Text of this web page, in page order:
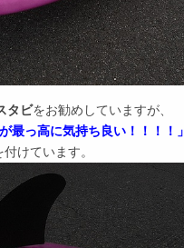
タビをお勧めしていますが、
が最っ高に気持ち良い！！！！」
けています。